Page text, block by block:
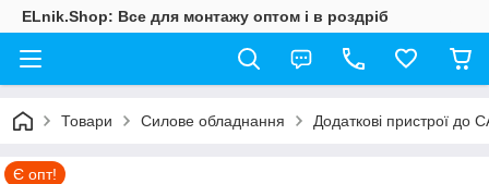
ELnik.Shop: Все для монтажу оптом і в роздріб
Товари Силове обладнання Додаткові пристрої до
Є опт!